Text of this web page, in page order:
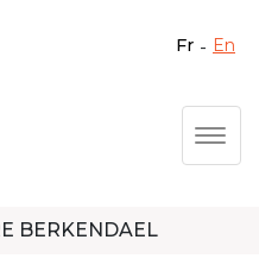
Fermer X
fr en
BERKENDAEL